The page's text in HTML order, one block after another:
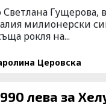
Гущерова,
милионерски
рокля на...
Церовска
облече рокля за 990 лева за